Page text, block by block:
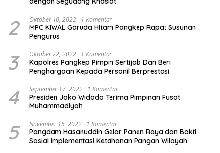
2 Oktober 10, 2022 1 Komentar
MPC KIWAL Garuda Hitam Pangkep Rapat Susunan
Pengurus
3 Oktober 22, 2022 1 Komentar
Kapolres Pangkep Pimpin Sertijab Dan Beri
Penghargaan Kepada Personil Berprestasi
4 September 17, 2022 1 Komentar
Presiden Joko Widodo Terima Pimpinan Pusat
Muhammadiyah
5 November 15, 2022 1 Komentar
Pangdam Hasanuddin Gelar Panen Raya dan Bakti
Sosial Implementasi Ketahanan Pangan Wilayah